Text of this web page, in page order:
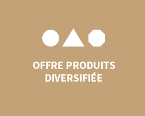
OFFRE PRODUITS
DIVERSIFIÉE